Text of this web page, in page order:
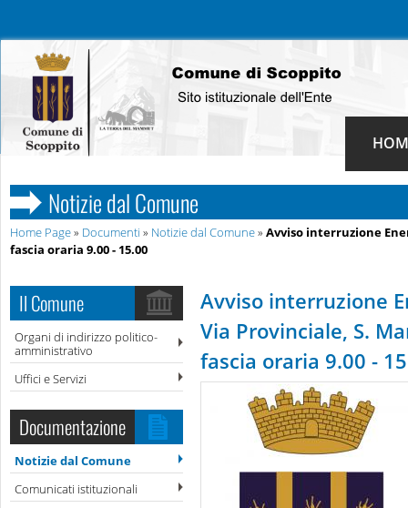
Notizie dal Comune
Home Page» Documenti » Notizie dal Comune» Avviso interruzione
fascia oraria 9.00 - 15.00
Il Comune
Organi di indirizzo politico-
amministrativo
Uffici e Servizi
Documentazione
Notizie dal Comune
Comunicati istituzionali
Avviso interruzione
Via Provinciale, S.
fascia oraria 9.00 -